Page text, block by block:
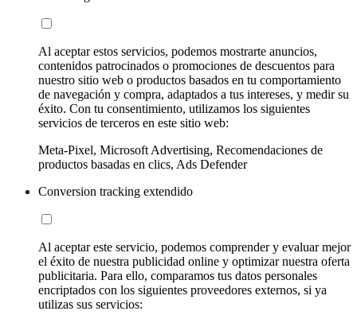
Al aceptar estos servicios, podemos mostrarte anuncios,
contenidos patrocinados o promociones de descuentos para
nuestro sitio web o productos basados en tu comportamiento
de navegación y compra, adaptados a tus intereses, y medir su
éxito. Con tu consentimiento, utilizamos los siguientes
servicios de terceros en este sitio web:
Meta-Pixel, Microsoft Advertising, Recomendaciones de
productos basadas en clics, Ads Defender
Conversion tracking extendido
Al aceptar este servicio, podemos comprender y evaluar mejor
el éxito de nuestra publicidad online y optimizar nuestra oferta
publicitaria. Para ello, comparamos tus datos personales
encriptados con los siguientes proveedores externos, si ya
utilizas sus servicios: